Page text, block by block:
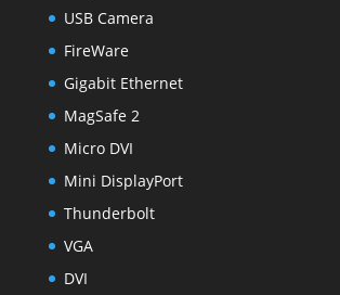
USB Camera
FireWare
Gigabit Ethernet
MagSafe 2
Micro DVI
Mini DisplayPort
Thunderbolt
VGA
DVI